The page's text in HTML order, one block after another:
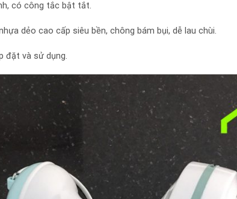
có công tắc bật tắt.
dẻo cao cấp siêu bền, chông bám bụi, dễ lau chùi.
đặt và sử dụng.